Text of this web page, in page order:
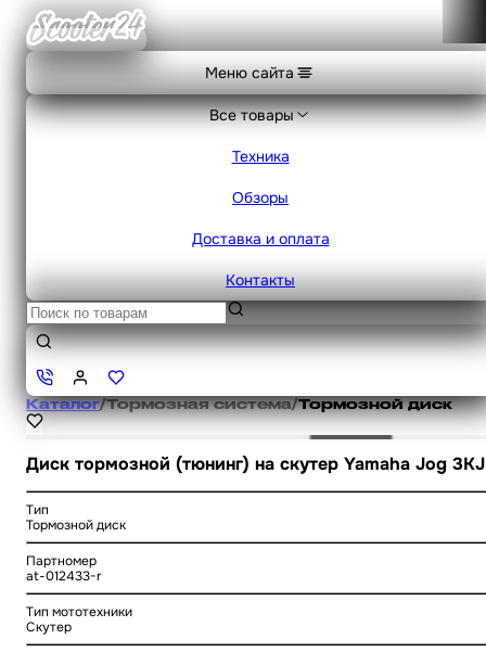
Меню сайта
Все товары
Техника
Обзоры
Доставка и оплата
Контакты
Каталог/Тормозная система/Тормозной диск
Диск тормозной (тюнинг) на скутер Yamaha Jog
Тип
Тормозной диск
Партномер
at-012433-r
Тип мототехники
Скутер